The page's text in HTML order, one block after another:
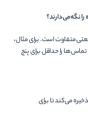
نگه‌می­‌دارند؟
متفاوت است. برای مثال،
را حداقل برای پنج
می‌کند تا برای